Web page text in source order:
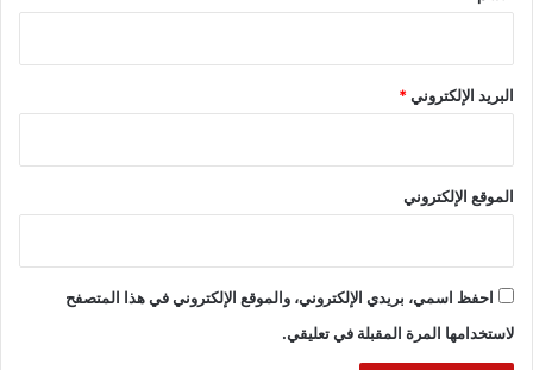
البريد الإلكتروني*
الموقع الإلكتروني
احفظ اسمي، بريدي الإلكتروني، والموقع الإلكتروني في هذا المتصفح
لاستخدامها المرة المقبلة في تعليقي.